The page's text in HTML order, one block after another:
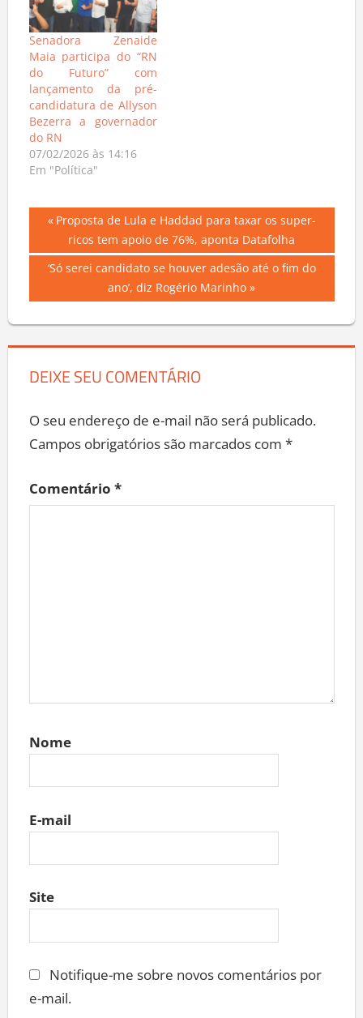
Senadora Zenaide
Maia participa do “RN
do Futuro” com
lançamento da pré-
candidatura de Allyson
Bezerra a governador
do RN
07/02/2026 às 14:16
Em "Política"
Navegação
de
Previous
Post:
Proposta de Lula e Haddad para taxar os super-
ricos tem apoio de 76%, aponta Datafolha
Next
‘Só serei candidato se houver adesão até o fim do
ano’, diz Rogério Marinho
DEIXE SEU COMENTÁRIO
O seu endereço de e-mail não será publicado.
Campos obrigatórios são marcados com *
Comentário *
Nome
E-mail
Site
Notifique-me sobre novos comentários por
e-mail.